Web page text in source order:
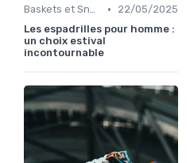
Baskets et Sneakers •
22/05/2025
Les espadrilles pour homme :
un choix estival
incontournable